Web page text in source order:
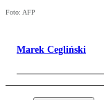
Foto: AFP
Marek Cegliński